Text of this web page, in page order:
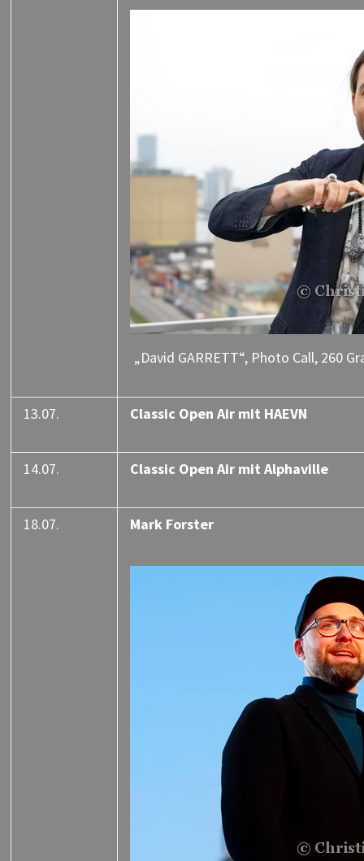
„David GARRETT“, Photo Call, 260
13.07. Classic Open Air mit HAEVN
14.07. Classic Open Air mit Alphaville
18.07. Mark Forster